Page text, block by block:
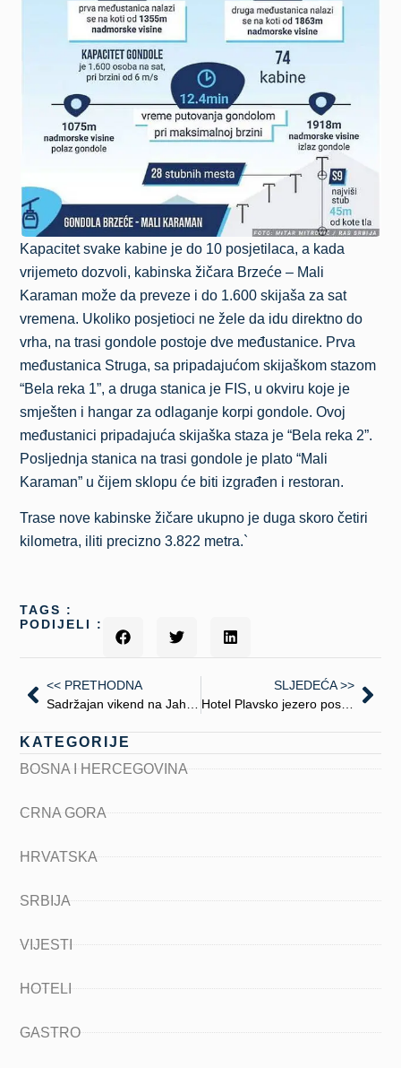
Kapacitet svake kabine je do 10 posjetilaca, a kada
vrijemeto dozvoli, kabinska žičara Brzeće – Mali
Karaman može da preveze i do 1.600 skijaša za sat
vremena. Ukoliko posjetioci ne žele da idu direktno do
vrha, na trasi gondole postoje dve međustanice. Prva
međustanica Struga, sa pripadajućom skijaškom stazom
“Bela reka 1”, a druga stanica je FIS, u okviru koje je
smješten i hangar za odlaganje korpi gondole. Ovoj
međustanici pripadajuća skijaška staza je “Bela reka 2”.
Posljednja stanica na trasi gondole je plato “Mali
Karaman” u čijem sklopu će biti izgrađen i restoran.
Trase nove kabinske žičare ukupno je duga skoro četiri
kilometra, iliti precizno 3.822 metra.`
TAGS :
PODIJELI :
<< PRETHODNA
SLJEDEĆA >>
Hotel Plavsko jezero posle 30 godina pred otvaranjem
KATEGORIJE
BOSNA I HERCEGOVINA
CRNA GORA
HRVATSKA
SRBIJA
VIJESTI
HOTELI
GASTRO